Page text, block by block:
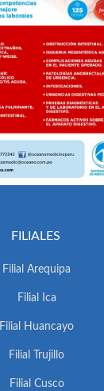
FILIALES
Filial Arequipa
Filial Ica
Filial Huancayo
Filial Trujillo
Filial Cusco